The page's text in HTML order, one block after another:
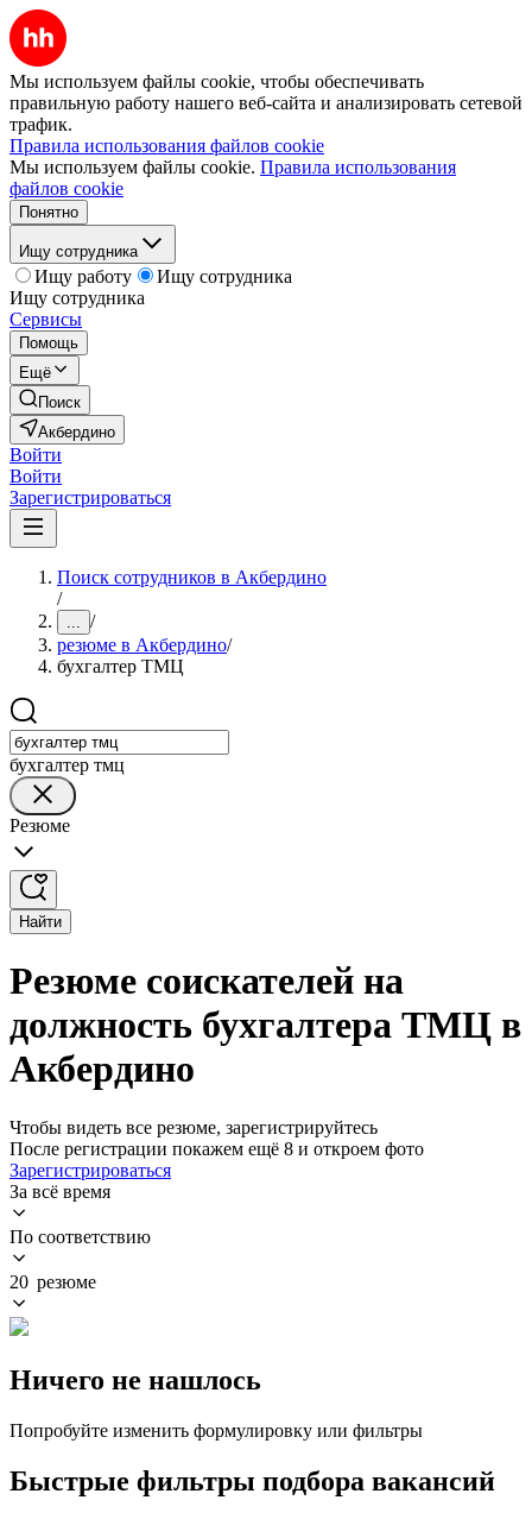
Мы используем файлы cookie, чтобы обеспечивать
правильную работу нашего веб-сайта и анализировать сетевой
трафик.
Правила использования файлов cookie
Мы используем файлы cookie. Правила использования
файлов cookie
Понятно
Ищу сотрудника
Ищу работу
Ищу сотрудника
Ищу сотрудника
Сервисы
Помощь
Ещё
Поиск
Акбердино
Войти
Войти
Зарегистрироваться
Поиск сотрудников в Акбердино
/
... /
резюме в Акбердино/
бухгалтер ТМЦ
бухгалтер тмц
Резюме
Найти
Резюме соискателей на
должность бухгалтера ТМЦ в
Акбердино
Чтобы видеть все резюме, зарегистрируйтесь
После регистрации покажем ещё 8 и откроем фото
Зарегистрироваться
За всё время
По соответствию
20 резюме
Ничего не нашлось
Попробуйте изменить формулировку или фильтры
Быстрые фильтры подбора вакансий